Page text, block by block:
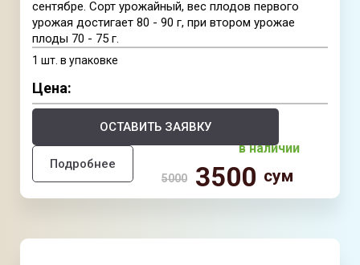
в наличии
сум
5000 3500
сентябре. Сорт урожайный, вес плодов первого
урожая достигает 80 - 90 г, при втором урожае
плоды 70 - 75 г.
1 шт. в упаковке
Цена:
ОСТАВИТЬ ЗАЯВКУ
Подробнее